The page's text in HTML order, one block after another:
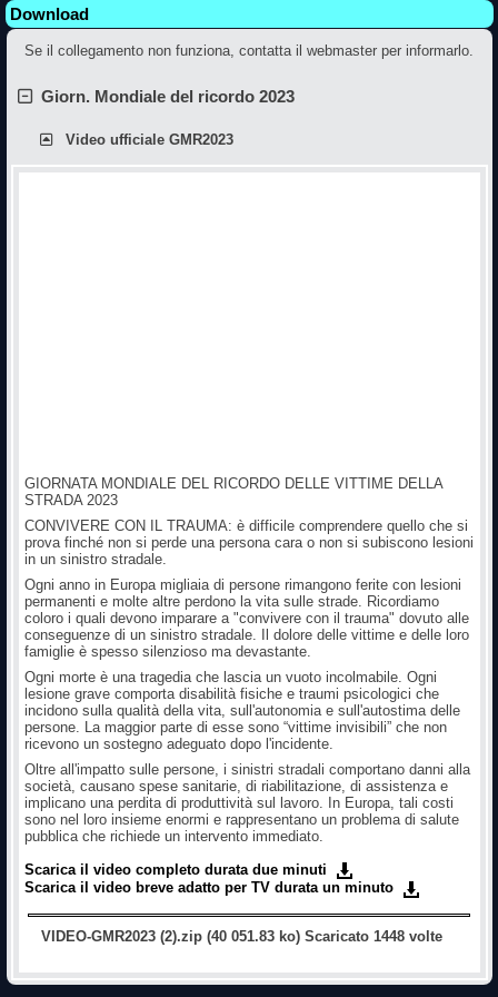
Download
Se il collegamento non funziona, contatta il webmaster per informarlo.
Giorn. Mondiale del ricordo 2023
Video ufficiale GMR2023
GIORNATA MONDIALE DEL RICORDO DELLE VITTIME DELLA
STRADA 2023
CONVIVERE CON IL TRAUMA: è difficile comprendere quello che si
prova finché non si perde una persona cara o non si subiscono lesioni
in un sinistro stradale.
Ogni anno in Europa migliaia di persone rimangono ferite con lesioni
permanenti e molte altre perdono la vita sulle strade. Ricordiamo
coloro i quali devono imparare a "convivere con il trauma" dovuto alle
conseguenze di un sinistro stradale. Il dolore delle vittime e delle loro
famiglie è spesso silenzioso ma devastante.
Ogni morte è una tragedia che lascia un vuoto incolmabile. Ogni
lesione grave comporta disabilità fisiche e traumi psicologici che
incidono sulla qualità della vita, sull'autonomia e sull'autostima delle
persone. La maggior parte di esse sono “vittime invisibili” che non
ricevono un sostegno adeguato dopo l'incidente.
Oltre all'impatto sulle persone, i sinistri stradali comportano danni alla
società, causano spese sanitarie, di riabilitazione, di assistenza e
implicano una perdita di produttività sul lavoro. In Europa, tali costi
sono nel loro insieme enormi e rappresentano un problema di salute
pubblica che richiede un intervento immediato.
Scarica il video completo durata due minuti
Scarica il video breve adatto per TV durata un minuto
VIDEO-GMR2023 (2).zip (40 051.83 ko) Scaricato 1448 volte